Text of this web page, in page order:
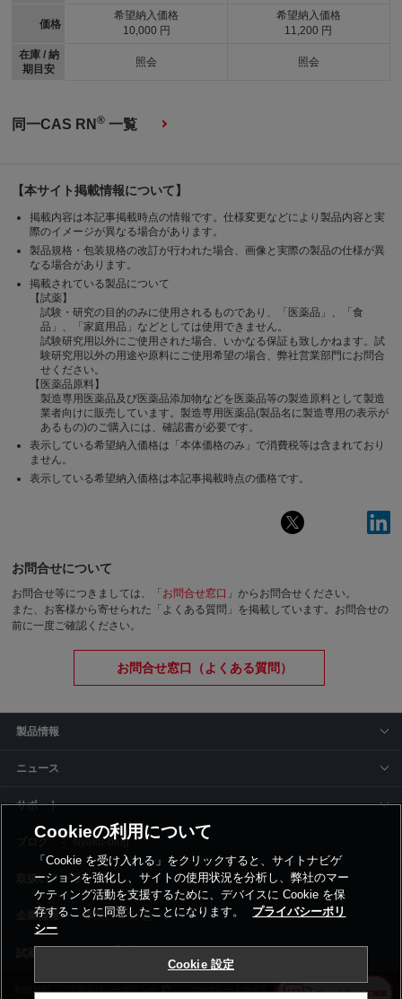
価格
在庫 / 納
期目安
希望納入価格
10,000 円
照会
希望納入価格
11,200 円
照会
同一CAS RN® 一覧
【本サイト掲載情報について】
掲載内容は本記事掲載時点の情報です。仕様変更などにより製品内容と実
際のイメージが異なる場合があります。
製品規格・包装規格の改訂が行われた場合、画像と実際の製品の仕様が異
なる場合があります。
掲載されている製品について
【試薬】
試験・研究の目的のみに使用されるものであり、「医薬品」、「食
品」、「家庭用品」などとしては使用できません。
試験研究用以外にご使用された場合、いかなる保証も致しかねます。試
験研究用以外の用途や原料にご使用希望の場合、弊社営業部門にお問合
せください。
【医薬品原料】
製造専用医薬品及び医薬品添加物などを医薬品等の製造原料として製造
業者向けに販売しています。製造専用医薬品(製品名に製造専用の表示が
あるもの)のご購入には、確認書が必要です。
表示している希望納入価格は「本体価格のみ」で消費税等は含まれており
ません。
表示している希望納入価格は本記事掲載時点の価格です。
お問合せについて
お問合せ等につきましては、「 お問合せ窓口 」からお問合せください。
また、お客様から寄せられた「よくある質問」を掲載しています。お問合せの
前に一度ご確認ください。
お問合せ窓口（よくある質問）
製品情報
ニュース
サポート
siyaku-blog
取扱いメーカー
事業所一覧
利用規約 プライバシーポリシー コーポレートサイト Cookie設定
Cookieの利用について
「Cookie を受け入れる」をクリックすると、サイトナビゲ
ーションを強化し、サイトの使用状況を分析し、弊社のマー
ケティング活動を支援するために、デバイスに Cookie を保
存することに同意したことになります。
プライバシーポリ
シー
Cookie 設定